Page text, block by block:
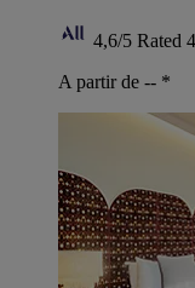
4,6/5 Rated
A partir de -- *